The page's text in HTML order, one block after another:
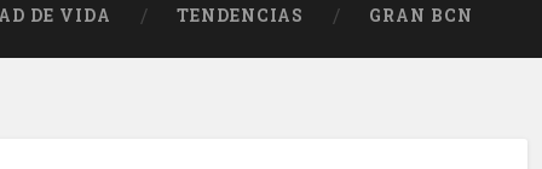
DE VIDA TENDENCIAS GRAN BCN